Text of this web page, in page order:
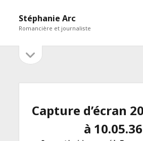
Stéphanie Arc
Romancière et journaliste
Sidebar
sidebar
Capture d’écran
à 10.05.36